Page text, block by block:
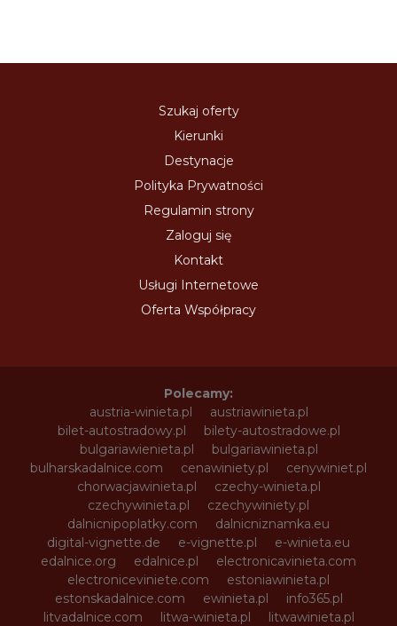
Szukaj oferty
Kierunki
Destynacje
Polityka Prywatności
Regulamin strony
Zaloguj się
Kontakt
Usługi Internetowe
Oferta Współpracy
Polecamy:
austria-winieta.pl
austriawinieta.pl
bilet-autostradowy.pl
bilety-autostradowe.pl
bulgariawienieta.pl
bulgariawinieta.pl
bulharskadalnice.com
cenawiniety.pl
cenywiniet.pl
chorwacjawinieta.pl
czechy-winieta.pl
czechywinieta.pl
czechywiniety.pl
dalnicnipoplatky.com
dalnicniznamka.eu
digital-vignette.de
e-vignette.pl
e-winieta.eu
edalnice.org
edalnice.pl
electronicavinieta.com
electroniceviniete.com
estoniawinieta.pl
estonskadalnice.com
ewinieta.pl
info365.pl
litvadalnice.com
litwa-winieta.pl
litwawinieta.pl